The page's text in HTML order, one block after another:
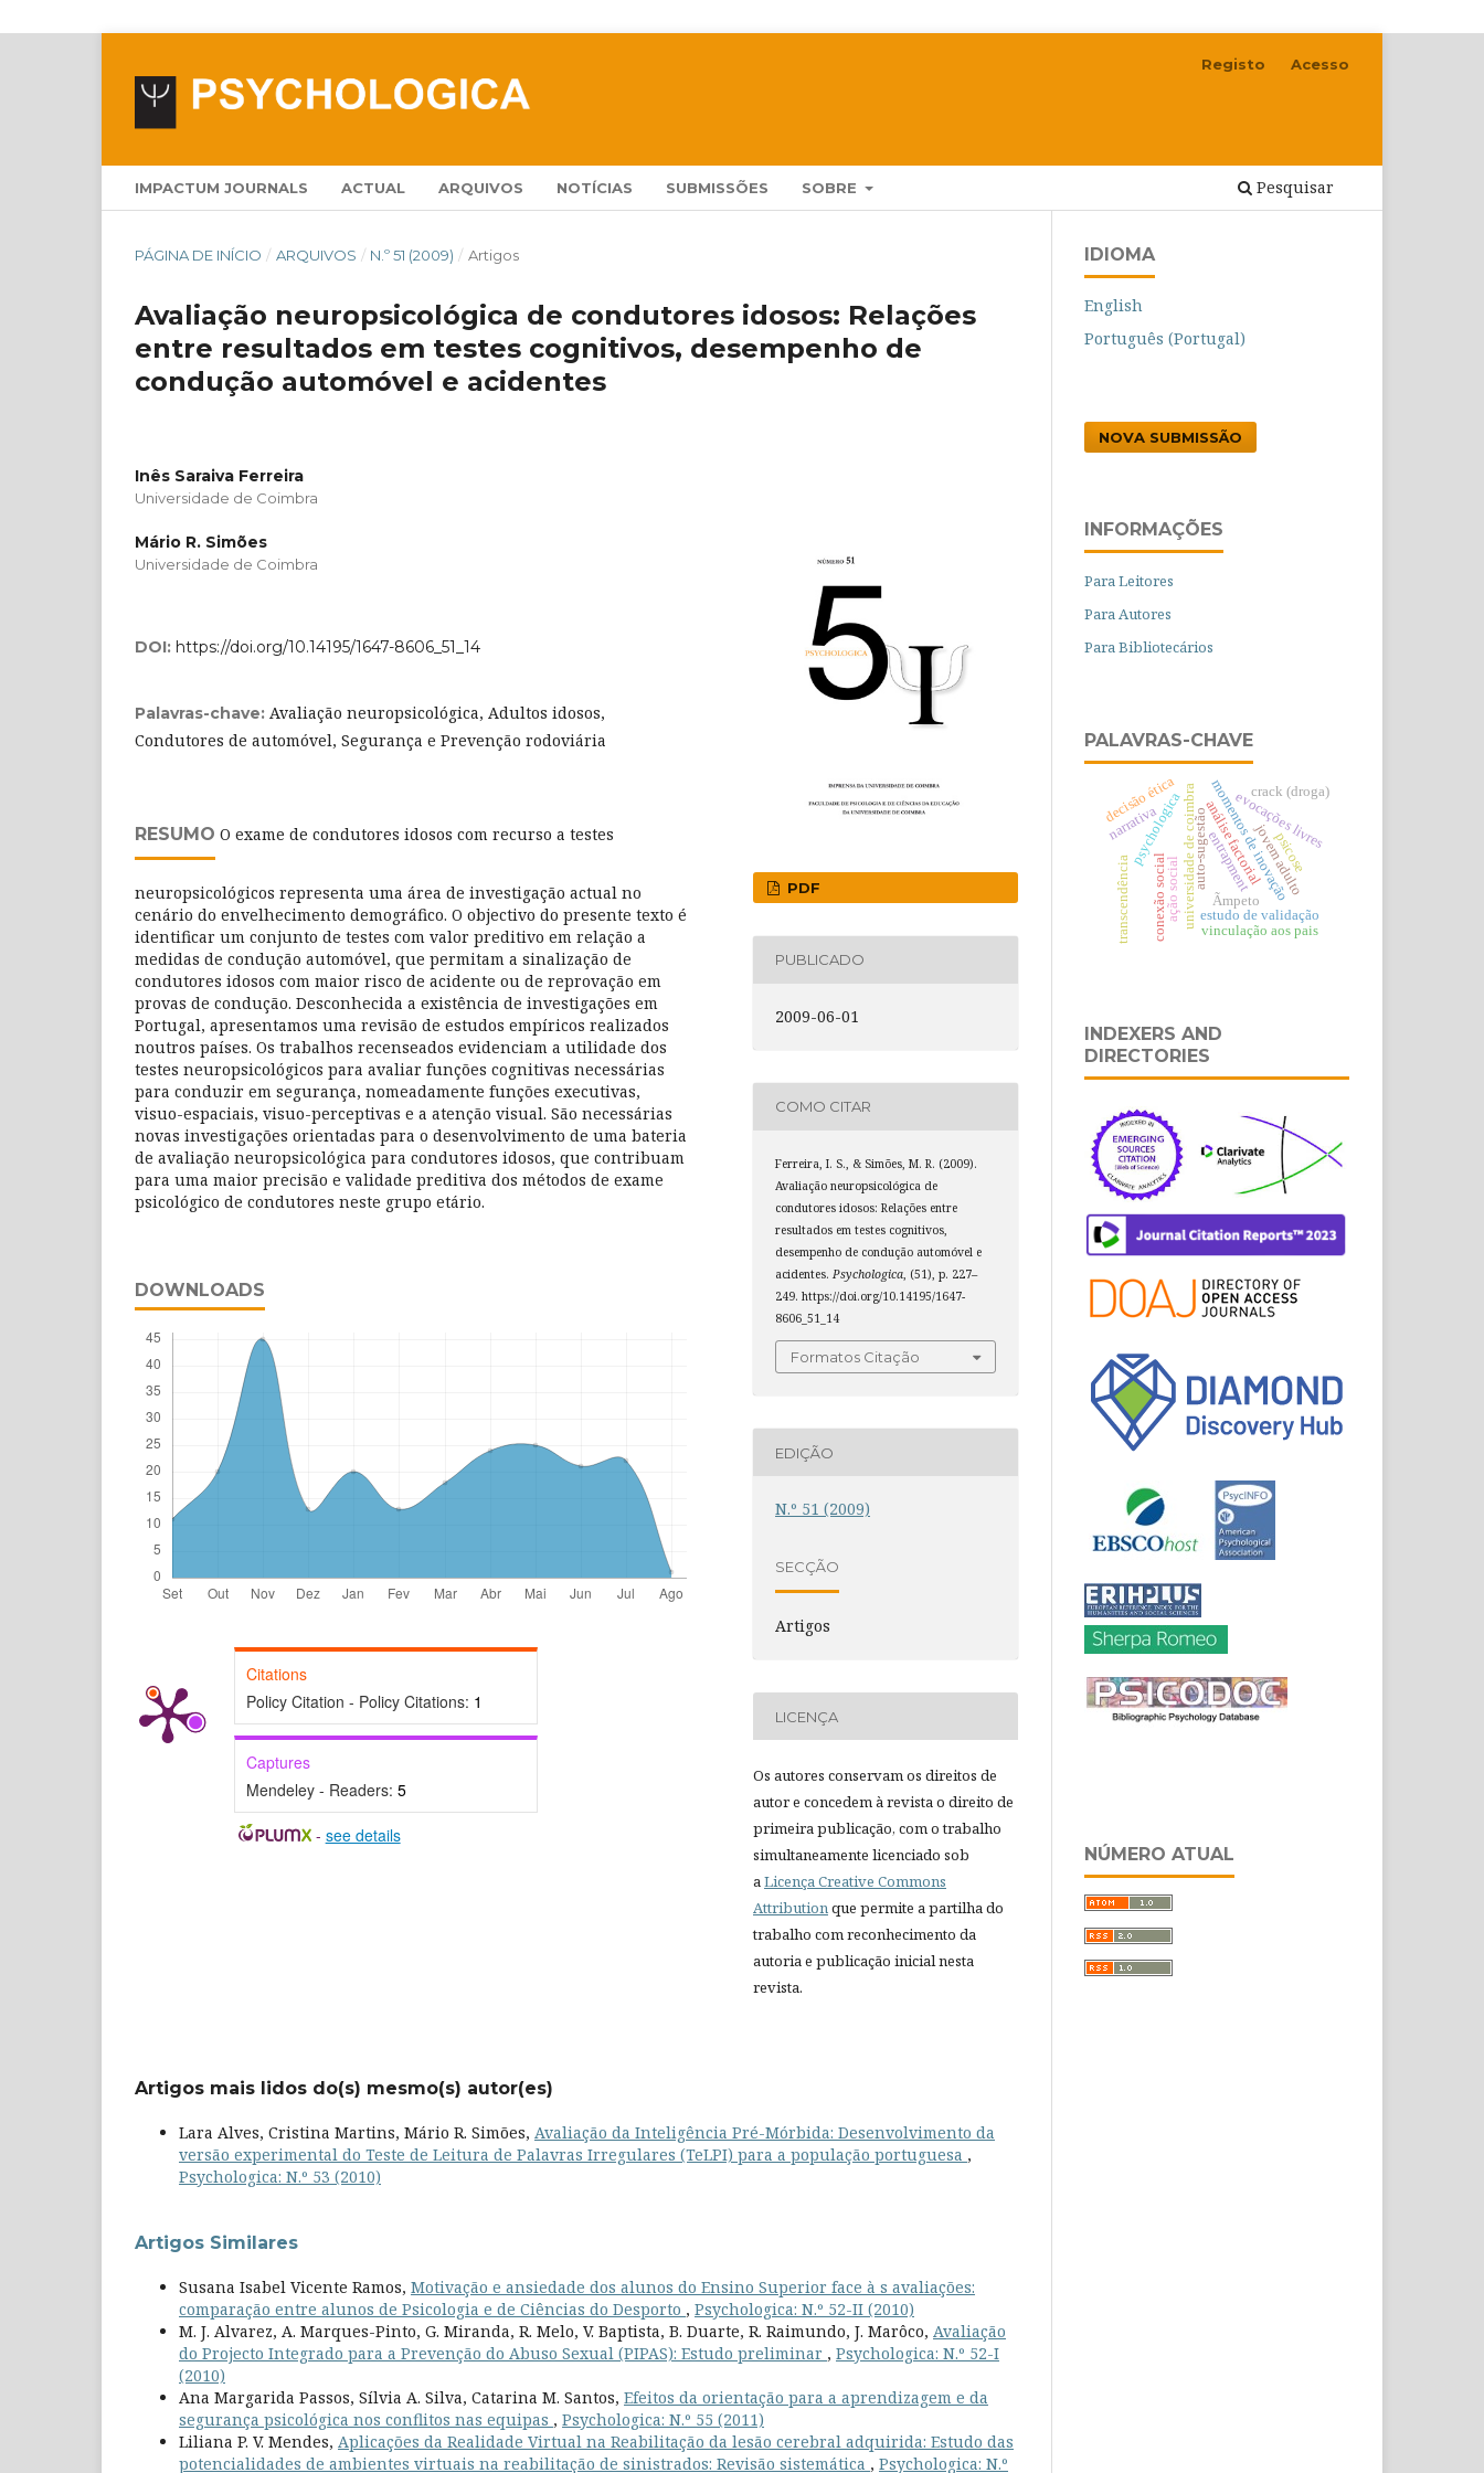
IMPACTUM JOURNALS ACTUAL ARQUIVOS NOTÍCIAS SUBMISSÕES SOBRE Pesquisar
Registo Acesso
PÁGINA DE INÍCIO / ARQUIVOS / N.º 51 (2009) / Artigos
Avaliação neuropsicológica de condutores idosos: Relações
entre resultados em testes cognitivos, desempenho de
condução automóvel e acidentes
Inês Saraiva Ferreira
Universidade de Coimbra
Mário R. Simões
Universidade de Coimbra
DOI: https://doi.org/10.14195/1647-8606_51_14
Palavras-chave: Avaliação neuropsicológica, Adultos idosos,
Condutores de automóvel, Segurança e Prevenção rodoviária
RESUMO O exame de condutores idosos com recurso a testes
neuropsicológicos representa uma área de investigação actual no
cenário do envelhecimento demográfico. O objectivo do presente texto é
identificar um conjunto de testes com valor preditivo em relação a
medidas de condução automóvel, que permitam a sinalização de
condutores idosos com maior risco de acidente ou de reprovação em
provas de condução. Desconhecida a existência de investigações em
Portugal, apresentamos uma revisão de estudos empíricos realizados
noutros países. Os trabalhos recenseados evidenciam a utilidade dos
testes neuropsicológicos para avaliar funções cognitivas necessárias
para conduzir em segurança, nomeadamente funções executivas,
visuo-espaciais, visuo-perceptivas e a atenção visual. São necessárias
novas investigações orientadas para o desenvolvimento de uma bateria
de avaliação neuropsicológica para condutores idosos, que contribuam
para uma maior precisão e validade preditiva dos métodos de exame
psicológico de condutores neste grupo etário.
DOWNLOADS
Citations
Policy Citation - Policy Citations: 1
Captures
Mendeley - Readers: 5
- see details
PDF
PUBLICADO
2009-06-01
COMO CITAR
Ferreira, I. S., & Simões, M. R. (2009).
Avaliação neuropsicológica de
condutores idosos: Relações entre
resultados em testes cognitivos,
desempenho de condução automóvel e
acidentes. Psychologica , (51), p. 227–
249. https://doi.org/10.14195/1647-
8606_51_14
Formatos Citação
EDIÇÃO
N.º 51 (2009)
SECÇÃO
Artigos
LICENÇA
Os autores conservam os direitos de
autor e concedem à revista o direito de
primeira publicação, com o trabalho
simultaneamente licenciado sob
aLicença Creative Commons
Attributionque permite a partilha do
trabalho com reconhecimento da
autoria e publicação inicial nesta
revista.
Artigos mais lidos do(s) mesmo(s) autor(es)
Lara Alves, Cristina Martins, Mário R. Simões, Avaliação da Inteligência Pré-Mórbida: Desenvolvimento da
versão experimental do Teste de Leitura de Palavras Irregulares (TeLPI) para a população portuguesa ,
Psychologica: N.º 53 (2010)
Artigos Similares
Susana Isabel Vicente Ramos, Motivação e ansiedade dos alunos do Ensino Superior face à s avaliações:
comparação entre alunos de Psicologia e de Ciências do Desporto , Psychologica: N.º 52-II (2010)
M. J. Alvarez, A. Marques-Pinto, G. Miranda, R. Melo, V. Baptista, B. Duarte, R. Raimundo, J. Marôco, Avaliação
do Projecto Integrado para a Prevenção do Abuso Sexual (PIPAS): Estudo preliminar , Psychologica: N.º 52-I
(2010)
Ana Margarida Passos, Sílvia A. Silva, Catarina M. Santos, Efeitos da orientação para a aprendizagem e da
segurança psicológica nos conflitos nas equipas , Psychologica: N.º 55 (2011)
Liliana P. V. Mendes, Aplicações da Realidade Virtual na Reabilitação da lesão cerebral adquirida: Estudo das
potencialidades de ambientes virtuais na reabilitação de sinistrados: Revisão sistemática , Psychologica: N.º
IDIOMA
English
Português (Portugal)
NOVA SUBMISSÃO
INFORMAÇÕES
Para Leitores
Para Autores
Para Bibliotecários
PALAVRAS-CHAVE
auto-sugestão
ação socialuniversidade de coimbra
psychologica análise factorial
narrativa momentos de inovação
entrapment
evocações livres
jovem adulto
crack (droga)
conexão social
estudo de validação
vinculação aos pais
psicose
transcendência Ãmpeto
decisão ética
INDEXERS AND
DIRECTORIES
NÚMERO ATUAL